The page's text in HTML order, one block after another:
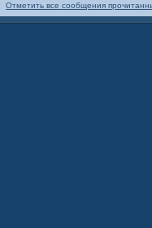
Отметить все сообщения